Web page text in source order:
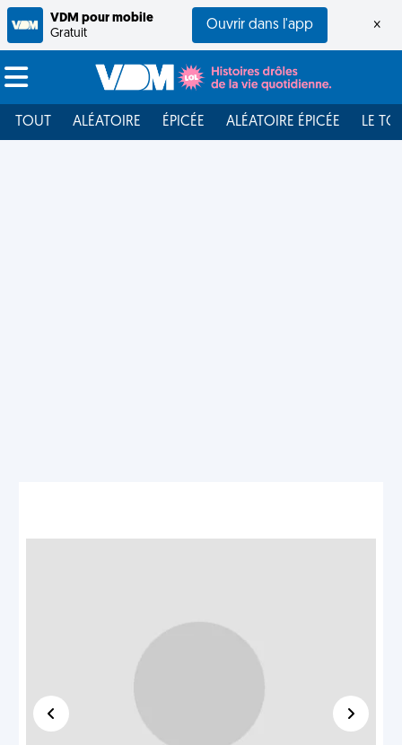
VDM pour mobile
Gratuit
Ouvrir dans l'app ×
TOUT ALÉATOIRE ÉPICÉE ALÉATOIRE ÉPICÉE LE